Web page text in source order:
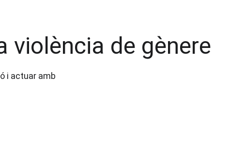
violència de gènere
i actuar amb